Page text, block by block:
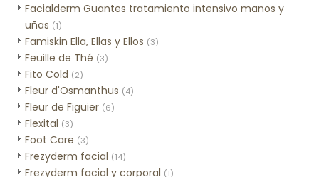
Facialderm Guantes tratamiento intensivo manos y
uñas (1)
Famiskin Ella, Ellas y Ellos (3)
Feuille de Thé (3)
Fito Cold (2)
Fleur d'Osmanthus (4)
Fleur de Figuier (6)
Flexital (3)
Foot Care (3)
Frezyderm facial (14)
Frezyderm facial y corporal (1)